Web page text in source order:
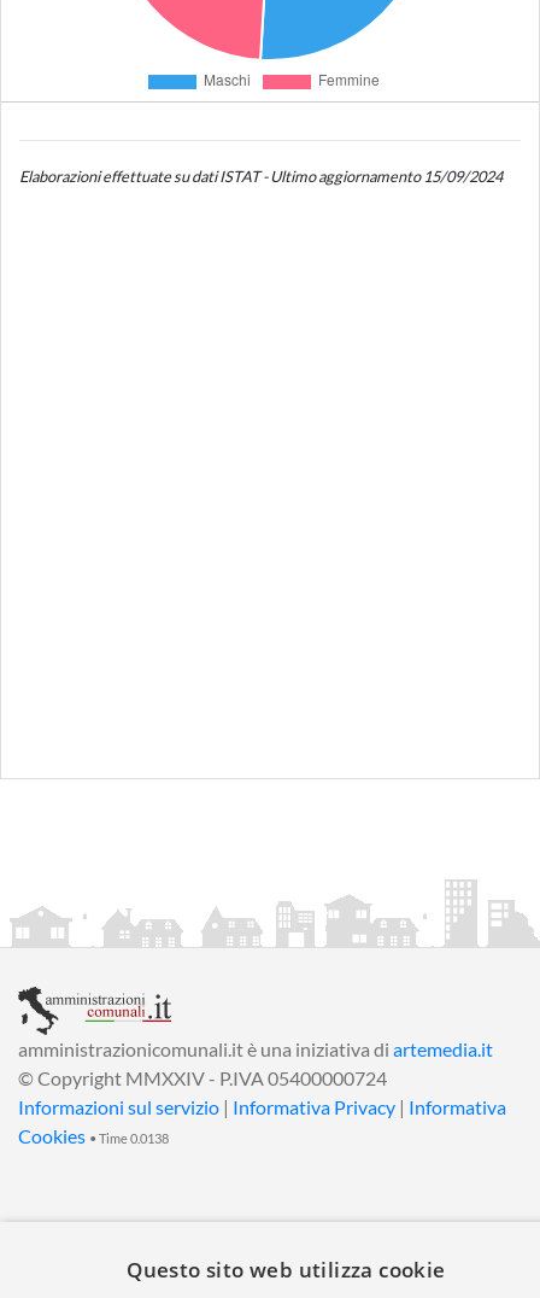
Elaborazioni effettuate su dati ISTAT - Ultimo aggiornamento 15/09/2024
amministrazionicomunali.it è una iniziativa di artemedia.it
© Copyright MMXXIV - P.IVA 05400000724
Informazioni sul servizio | Informativa Privacy | Informativa
Cookies • Time 0.0138
Questo sito web utilizza cookie